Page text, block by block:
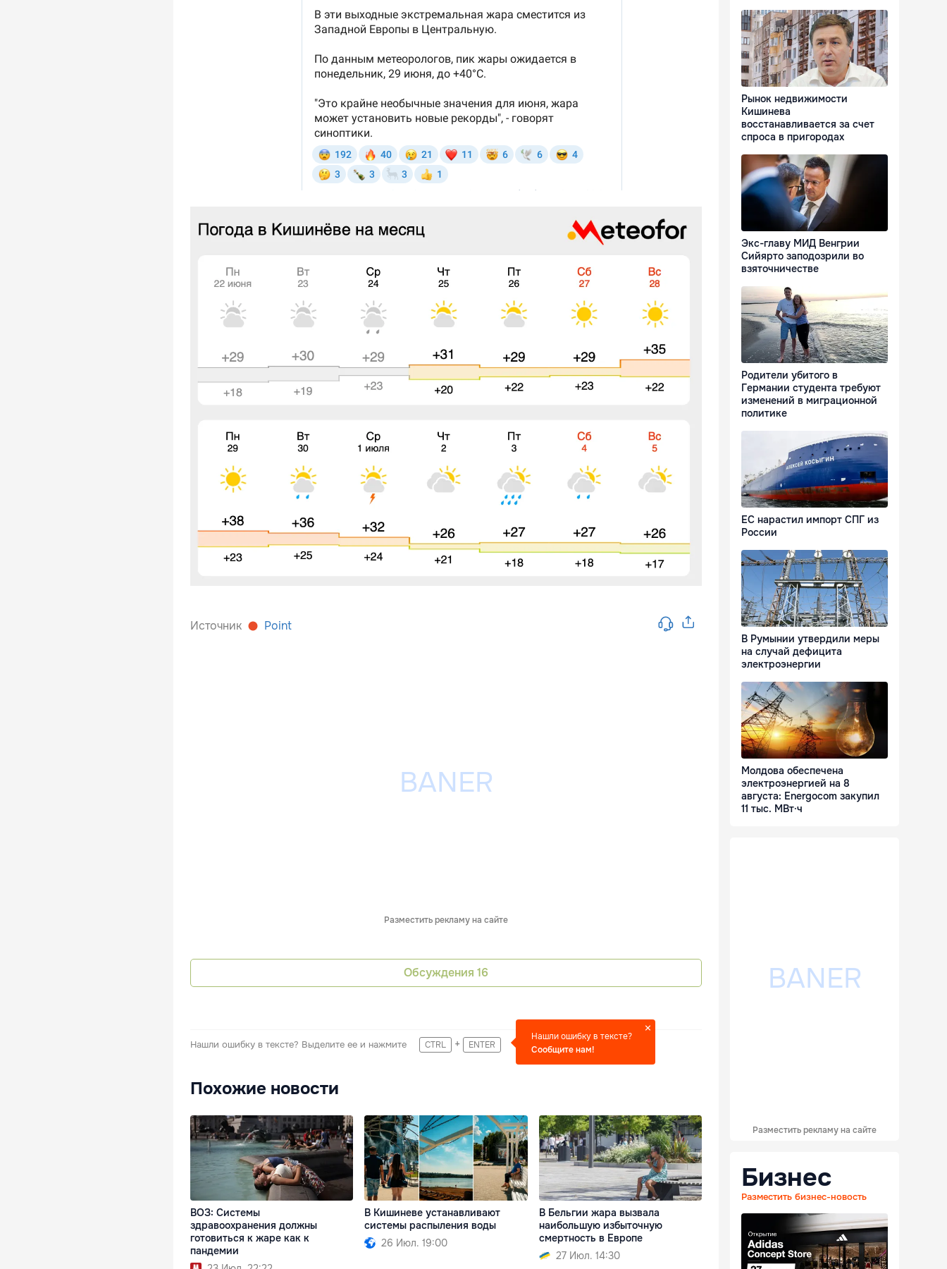
Источник Point
Разместить рекламу на сайте
Обсуждения 16
Нашли ошибку в тексте? Выделите ее и нажмите CTRL + ENTER
Нашли ошибку в тексте?
Сообщите нам!
Похожие новости
ВОЗ: Системы
здравоохранения должны
готовиться к жаре как к
пандемии
В Кишиневе устанавливают
системы распыления воды
26 Июл. 19:00
В Бельгии жара вызвала
наибольшую избыточную
смертность в Европе
27 Июл. 14:30
Рынок недвижимости
Кишинева
восстанавливается за счет
спроса в пригородах
Экс-главу МИД Венгрии
Сийярто заподозрили во
взяточничестве
Родители убитого в
Германии студента требуют
изменений в миграционной
политике
ЕС нарастил импорт СПГ из
России
В Румынии утвердили меры
на случай дефицита
электроэнергии
Молдова обеспечена
электроэнергией на 8
августа: Energocom закупил
11 тыс. МВт·ч
Разместить рекламу на сайте
Бизнес
Разместить бизнес-новость